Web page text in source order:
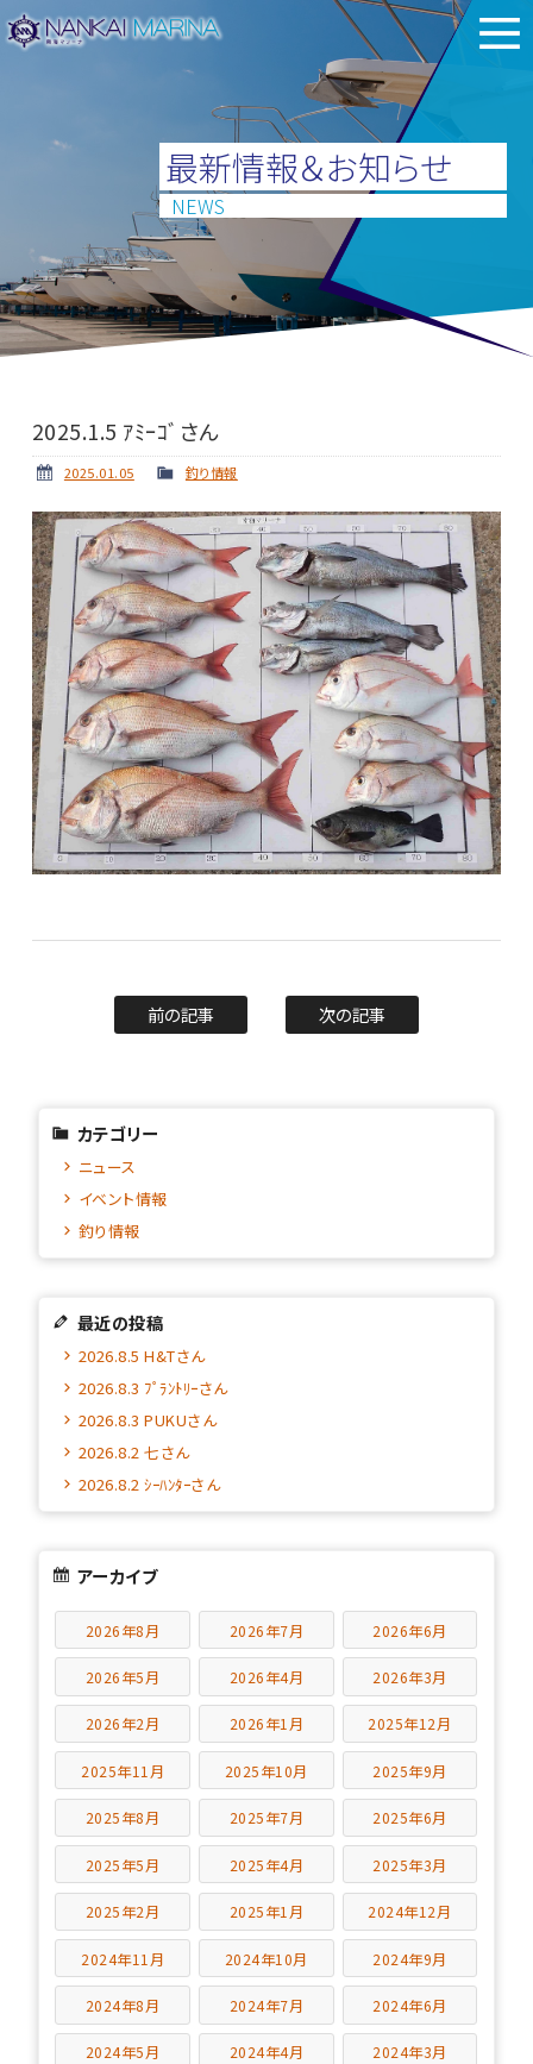
最新情報＆お知らせ
NEWS
2025.1.5 ｱﾐｰｺﾞさん
2025.01.05 釣り情報
前の記事 次の記事
カテゴリー
ニュース
イベント情報
釣り情報
最近の投稿
2026.8.5 H&Tさん
2026.8.3 ﾌﾟﾗﾝﾄﾘｰさん
2026.8.3 PUKUさん
2026.8.2 七さん
2026.8.2 ｼｰﾊﾝﾀｰさん
アーカイブ
2026年8月 2026年7月 2026年6月
2026年5月 2026年4月 2026年3月
2026年2月 2026年1月 2025年12月
2025年11月 2025年10月 2025年9月
2025年8月 2025年7月 2025年6月
2025年5月 2025年4月 2025年3月
2025年2月 2025年1月 2024年12月
2024年11月 2024年10月 2024年9月
2024年8月 2024年7月 2024年6月
2024年5月 2024年4月 2024年3月